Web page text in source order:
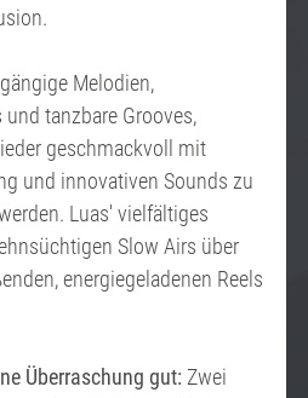
Melodien,
tanzbare Grooves,
geschmackvoll mit
und innovativen Sounds zu
Luas' vielfältiges
Slow Airs über
energiegeladenen Reels
Überraschung gut: Zwei